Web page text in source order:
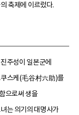
축제에 이르렀다.
주성이 일본군에
쿠스케(毛谷村六助)를
으로써 생을
는 의기의 대명사가